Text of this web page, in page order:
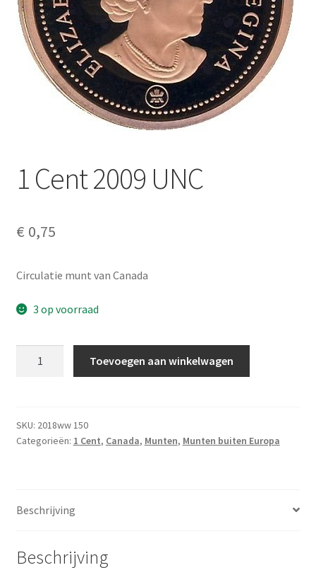
Alg. voorw.
Privacybeleid PMH Enibas
1 Cent 2009 UNC
€ 0,75
Circulatie munt van Canada
3 op voorraad
aantal
Toevoegen aan winkelwagen
SKU: 2018ww 150
Categorieën: 1 Cent, Canada, Munten, Munten buiten Europa
Beschrijving
Beschrijving